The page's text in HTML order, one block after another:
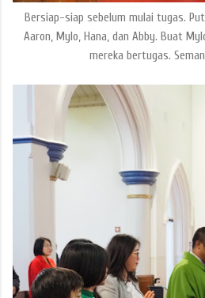
Bersiap-siap sebelum mulai tugas.
Aaron, Mylo, Hana, dan Abby. Buat
mereka bertugas.